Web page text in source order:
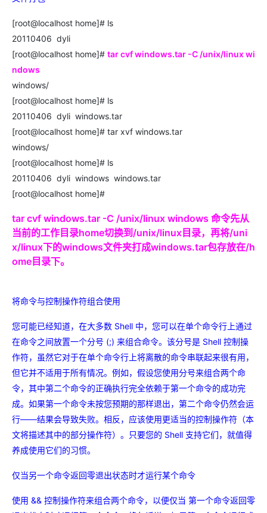
[root@localhost home]# ls
20110406 dyli
[root@localhost home]# tar cvf windows.tar -C /unix/linux wi
ndows
windows/
[root@localhost home]# ls
20110406 dyli windows.tar
[root@localhost home]# tar xvf windows.tar
windows/
[root@localhost home]# ls
20110406 dyli windows windows.tar
[root@localhost home]#
tar cvf windows.tar -C /unix/linux windows 命令先从
当前的工作目录home切换到/unix/linux目录，再将/uni
x/linux下的windows文件夹打成windows.tar包存放在/h
ome目录下。
将命令与控制操作符组合使用
您可能已经知道，在大多数 Shell 中，您可以在单个命令行上通过
在命令之间放置一个分号 (;) 来组合命令。该分号是 Shell 控制操
作符，虽然它对于在单个命令行上将离散的命令串联起来很有用，
但它并不适用于所有情况。例如，假设您使用分号来组合两个命
令，其中第二个命令的正确执行完全依赖于第一个命令的成功完
成。如果第一个命令未按您预期的那样退出，第二个命令仍然会运
行——结果会导致失败。相反，应该使用更适当的控制操作符（本
文将描述其中的部分操作符）。只要您的 Shell 支持它们，就值得
养成使用它们的习惯。
仅当另一个命令返回零退出状态时才运行某个命令
使用 && 控制操作符来组合两个命令，以便仅当 第一个命令返回零